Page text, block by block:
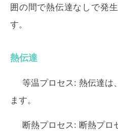
囲の間で熱伝達なしで発
す。
熱伝達
等温プロセス: 熱伝達は
ます。
断熱プロセス: 断熱プロ